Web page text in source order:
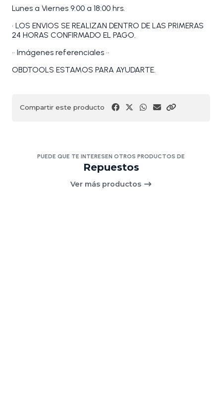
Lunes a Viernes 9:00 a 18:00 hrs.
• LOS ENVIOS SE REALIZAN DENTRO DE LAS PRIMERAS
24 HORAS CONFIRMADO EL PAGO.
•• Imágenes referenciales ••
OBDTOOLS ESTAMOS PARA AYUDARTE.
Compartir este producto
PUEDE QUE TE INTERESEN OTROS PRODUCTOS DE
Repuestos
Ver más productos